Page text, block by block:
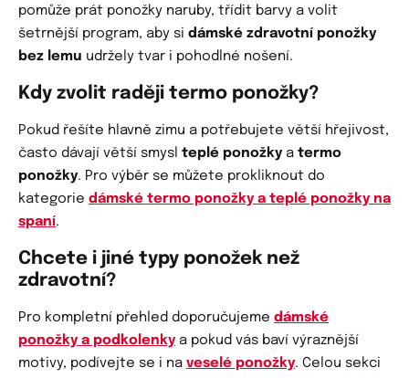
pomůže prát ponožky naruby, třídit barvy a volit
šetrnější program, aby si dámské zdravotní ponožky
bez lemu udržely tvar i pohodlné nošení.
Kdy zvolit raději termo ponožky?
Pokud řešíte hlavně zimu a potřebujete větší hřejivost,
často dávají větší smysl teplé ponožky a termo
ponožky. Pro výběr se můžete prokliknout do
kategorie dámské termo ponožky a teplé ponožky na
spaní.
Chcete i jiné typy ponožek než
zdravotní?
Pro kompletní přehled doporučujeme dámské
ponožky a podkolenky a pokud vás baví výraznější
motivy, podívejte se i na veselé ponožky. Celou sekci